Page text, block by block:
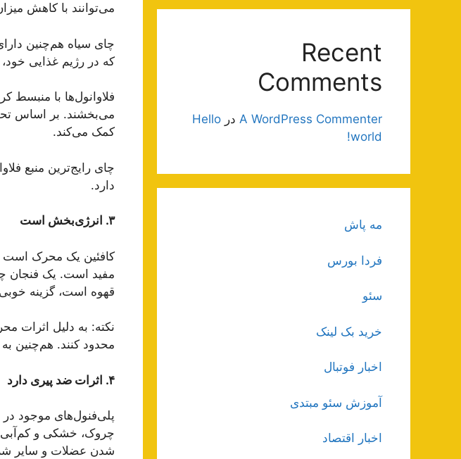
می‌توانند با کاهش
چای سیاه هم‌چنین
که در رژیم غذایی
فلاوانول‌ها با
می‌بخشند. بر اساس
کمک می‌کند.
چای رایج‌ترین منبع
دارد.
۳. انرژی‌بخش است
کافئین یک محرک است و
قهوه است، گزینه
محدود کنند. هم‌چنین به گفته کارشناسان،
۴. اثرات ضد پیری دارد
پلی‌فنول‌های موجود
چروک، خشکی و کم‌آبی
شدن عضلات و سایر
Recent
Comments
A WordPress Commenter در Hello
world!
مه پاش
فردا بورس
سئو
خرید بک لینک
اخبار فوتبال
آموزش سئو مبتدی
اخبار اقتصاد